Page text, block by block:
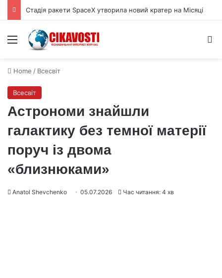
Стадія ракети SpaceX утворила новий кратер на Місяці
Menu
Home / Всесвіт
Всесвіт
Астрономи знайшли
галактику без темної матерії
поруч із двома
«близнюками»
Anatol Shevchenko 05.07.2026 Час читання: 4 хв